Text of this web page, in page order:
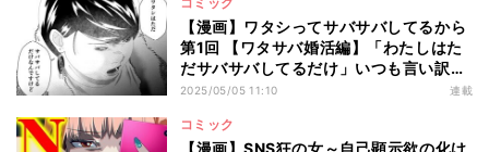
【漫画】ワタシってサバサバしてるから
第1回 【ワタサバ婚活編】「わたしはた
だサバサバしてるだけ」いつも言い訳、
そんなこと言われても…
2025/05/05 11:10 連載
コミック
【漫画】SNS狂の女～自己顕示欲の化け